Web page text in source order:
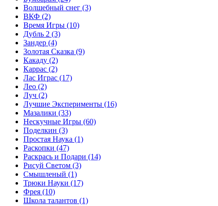
Волшебный снег (3)
ВКФ (2)
Время Игры (10)
Дубль 2 (3)
Зандер (4)
Золотая Сказка (9)
Какаду (2)
Каррас (2)
Лас Играс (17)
Лео (2)
Луч (2)
Лучшие Эксперименты (16)
Мазалики (33)
Нескучные Игры (60)
Поделкин (3)
Простая Наука (1)
Раскопки (47)
Раскрась и Подари (14)
Рисуй Светом (3)
Смышленый (1)
Трюки Науки (17)
Фрея (10)
Школа талантов (1)